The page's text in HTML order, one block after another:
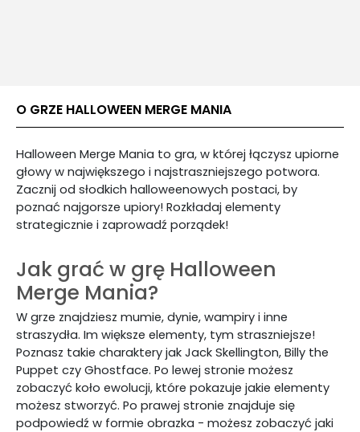
O GRZE HALLOWEEN MERGE MANIA
Halloween Merge Mania to gra, w której łączysz upiorne
głowy w największego i najstraszniejszego potwora.
Zacznij od słodkich halloweenowych postaci, by
poznać najgorsze upiory! Rozkładaj elementy
strategicznie i zaprowadź porządek!
Jak grać w grę Halloween
Merge Mania?
W grze znajdziesz mumie, dynie, wampiry i inne
straszydła. Im większe elementy, tym straszniejsze!
Poznasz takie charaktery jak Jack Skellington, Billy the
Puppet czy Ghostface. Po lewej stronie możesz
zobaczyć koło ewolucji, które pokazuje jakie elementy
możesz stworzyć. Po prawej stronie znajduje się
podpowiedź w formie obrazka - możesz zobaczyć jaki